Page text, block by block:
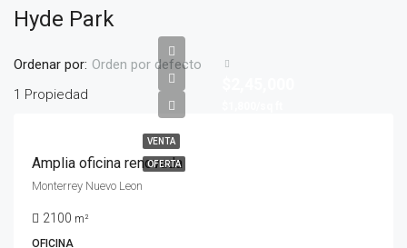
Hyde Park
1 Propiedad
Ordenar por: Orden por defecto
VENTA
OFERTA
Amplia oficina renovada
Monterrey Nuevo Leon
2100 m²
OFICINA